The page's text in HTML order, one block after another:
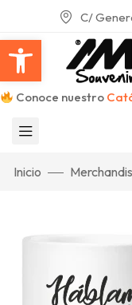
Abrir
C/
Conoce nuestro
Inicio